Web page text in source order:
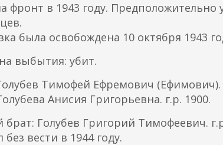
фронт в 1943 году.
была освобождена 10 октября 1943
выбытия: убит.
Тимофей Ефремович (Ефимович).
Анисия Григорьевна. г.р. 1900.
брат: Голубев Григорий Тимофеевич.
без вести в 1944 году.